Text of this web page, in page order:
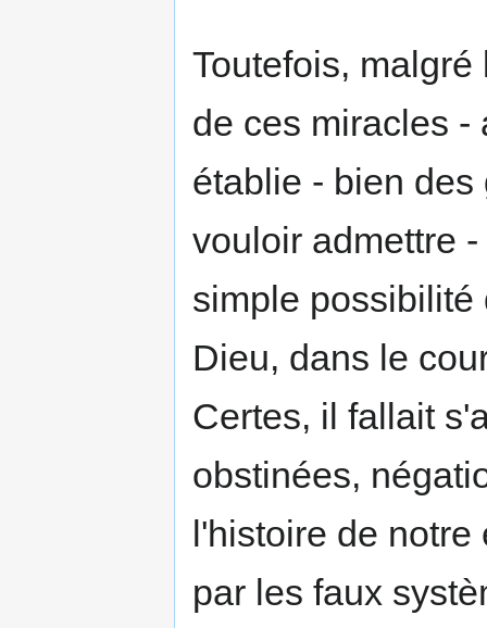
Toutefois,
de ces miracles -
établie - bien
vouloir admettre
simple
Dieu, dans le
Certes, il fallait
obstinées,
l'histoire de
par les faux